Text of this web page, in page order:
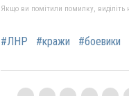
Якщо ви помітили помилку, виділіть
#ЛНР #кражи #боевики